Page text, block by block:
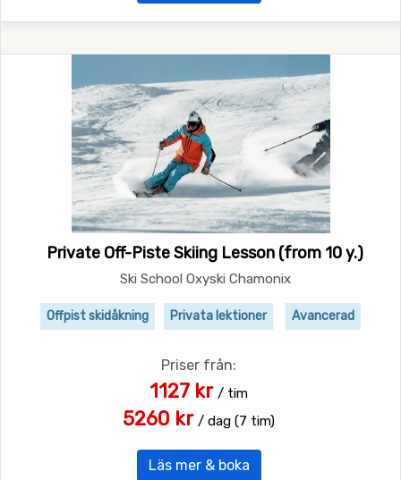
Private Off-Piste Skiing Lesson (from 10 y.)
Ski School Oxyski Chamonix
Offpist skidåkning Privata lektioner Avancerad
Priser från:
1127 kr / tim
5260 kr / dag (7 tim)
Läs mer & boka